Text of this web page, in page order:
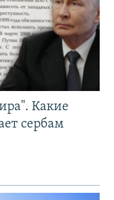
Какие
сербам